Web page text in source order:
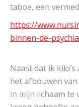
taboe, een
https://
binnen-de-
Naast dat ik
het afbouwen
in mijn lichaam te